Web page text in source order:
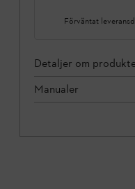
Förväntat
Detaljer om
Manualer